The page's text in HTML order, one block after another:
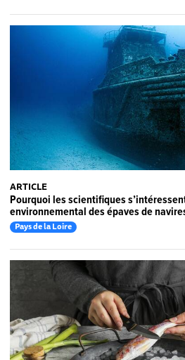
ARTICLE
Pourquoi les scientifiques
environnemental des épaves de
Pays de la Loire